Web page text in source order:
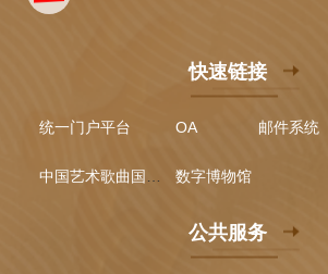
快速链接
统一门户平台 OA 邮件系统
中国艺术歌曲国际声乐比赛 数字博物馆
公共服务